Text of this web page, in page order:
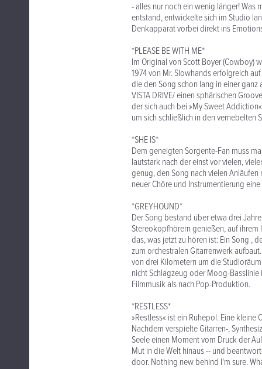
- alles nur noch ein wenig länger! Was
entstand, entwickelte sich im Studio
Denkapparat vorbei direkt ins
*PLEASE BE WITH ME*
Im Original von Scott Boyer (Cowboy)
1974 von Mr. Slowhands erfolgreich
die den Song schon lang in einer
VISTA DRIVE/ einen sphärischen
der sich auch bei »My Sweet
um sich schließlich in den vernebelten
*SHE IS*
Dem geneigten Sorgente-Fan muss
lautstark nach der einst vor vielen,
genug, den Song nach vielen
neuer Chöre und Instrumentierung
*GREYHOUND*
Der Song bestand über etwa drei
Stereokopfhörern genießen, auf
das, was jetzt zu hören ist: Ein Song ,
zum orchestralen Gitarrenwerk
von drei Kilometern um die
nicht Schlagzeug oder Moog-
Filmmusik als nach Pop-Produktion.
*RESTLESS*
»Restless« ist ein Ruhepol. Eine
Nachdem verspielte Gitarren-,
Seele einen Moment vom Druck der
Mut in die Welt hinaus -- und
door. Nothing new behind I'm sure.